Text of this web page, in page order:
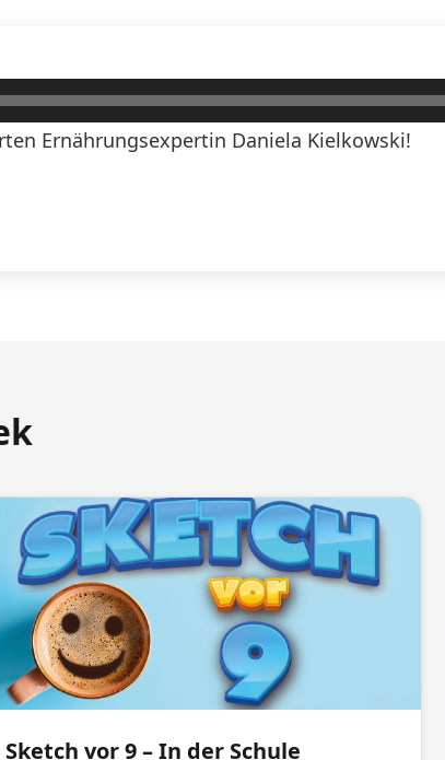
Ernährungsexpertin Daniela Kielkowski!
Sketch vor 9 – In der Schule